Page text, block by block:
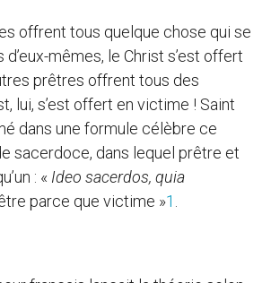
offrent tous quelque chose qui se
mêmes, le Christ s’est offert
prêtres offrent tous des
lui, s’est offert en victime ! Saint
dans une formule célèbre ce
sacerdoce, dans lequel prêtre et
: « Ideo sacerdos, quia
parce que victime »1